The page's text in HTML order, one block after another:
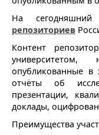
На
репозиториев
Контент
университетом,
опубликованные в
отчёты об
презентации,
доклады,
Преимущества